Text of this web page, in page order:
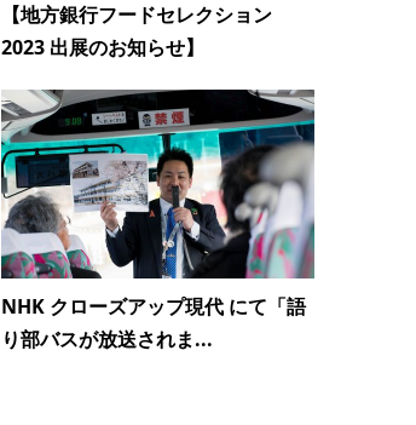
【地方銀行フードセレクション
2023 出展のお知らせ】
NHK クローズアップ現代 にて「語
り部バスが放送されま...